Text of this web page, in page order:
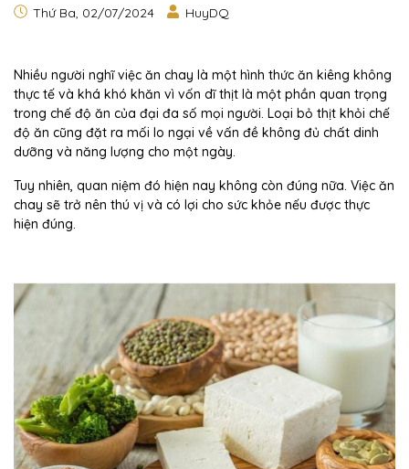
Thứ Ba, 02/07/2024 HuyDQ
Nhiều người nghĩ việc ăn chay là một hình thức ăn kiêng không
thực tế và khá khó khăn vì vốn dĩ thịt là một phần quan trọng
trong chế độ ăn của đại đa số mọi người. Loại bỏ thịt khỏi chế
độ ăn cũng đặt ra mối lo ngại về vấn đề không đủ chất dinh
dưỡng và năng lượng cho một ngày.
Tuy nhiên, quan niệm đó hiện nay không còn đúng nữa. Việc ăn
chay sẽ trở nên thú vị và có lợi cho sức khỏe nếu được thực
hiện đúng.